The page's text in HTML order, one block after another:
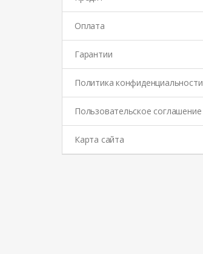
Оплата
Гарантии
Политика конфиденциальности
Пользовательское соглашение
Карта сайта